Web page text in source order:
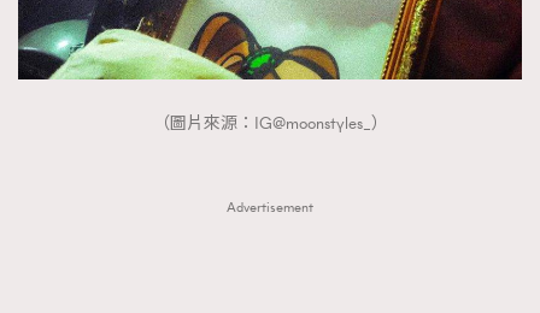
（圖片來源：IG@moonstyles_）
Advertisement